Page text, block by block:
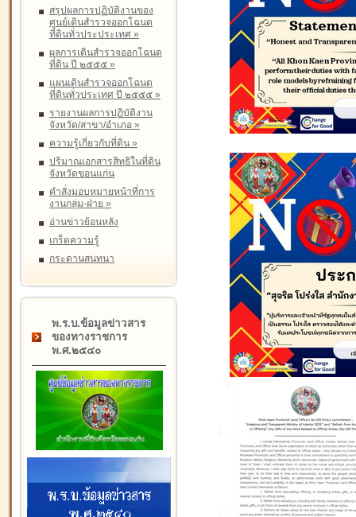
สรุปผลการปฏิบัติงานของ
ศูนย์เดินสำรวจออกโฉนด
ที่ดินทั่วประประเทศ »
ผลการเดินสำรวจออกโฉนด
ที่ดิน ปี ๒๕๕๕ »
แผนเดินสำรวจออกโฉนด
ที่ดินทั่วประเทศ ปี ๒๕๕๕ »
รายงานผลการปฏิบัติงาน
จังหวัด/สาขา/อำเภอ »
ความรู้เกี่ยวกับที่ดิน »
ปริมาณเอกสารสิทธิในที่ดิน
จังหวัดขอนแก่น
คำสั่งมอบหมายหน้าที่การ
งานกลุ่ม-ฝ่าย »
อ่านข่าวย้อนหลัง
เกร็ดความรู้
กระดานสนทนา
พ.ร.บ.ข้อมูลข่าวสาร
ของทางราชการ
พ.ศ.๒๕๔๐